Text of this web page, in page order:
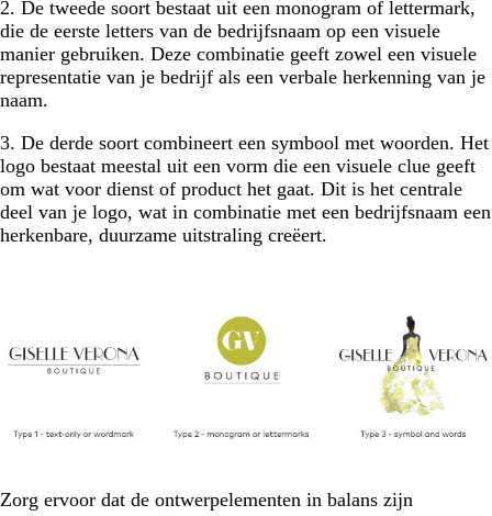
2. De tweede soort bestaat uit een monogram of lettermark,
die de eerste letters van de bedrijfsnaam op een visuele
manier gebruiken. Deze combinatie geeft zowel een visuele
representatie van je bedrijf als een verbale herkenning van je
naam.
3. De derde soort combineert een symbool met woorden. Het
logo bestaat meestal uit een vorm die een visuele clue geeft
om wat voor dienst of product het gaat. Dit is het centrale
deel van je logo, wat in combinatie met een bedrijfsnaam een
herkenbare, duurzame uitstraling creëert.
Zorg ervoor dat de ontwerpelementen in balans zijn